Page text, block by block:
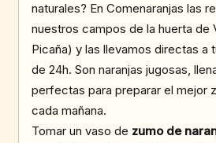
naturales? En Comenaranjas las
nuestros campos de la huerta de
Picaña) y las llevamos directas a
de 24h. Son naranjas jugosas,
perfectas para preparar el mejor
cada mañana.
Tomar un vaso de zumo de